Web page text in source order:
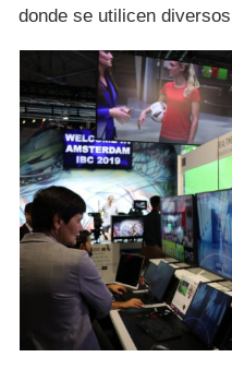
donde se utilicen